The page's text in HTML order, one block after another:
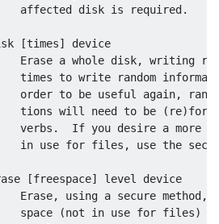
affected disk is required.
[times] device
Erase a whole disk, writing
times to write random
order to be useful again,
tions will need to be
verbs.  If you desire a more
in use for files, use the
[freespace] level device
Erase, using a secure method,
space (not in use for files)